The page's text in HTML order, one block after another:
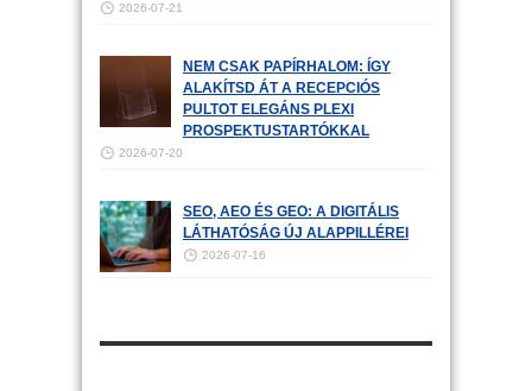
2026-07-21
NEM CSAK PAPÍRHALOM: ÍGY
ALAKÍTSD ÁT A RECEPCIÓS
PULTOT ELEGÁNS PLEXI
PROSPEKTUSTARTÓKKAL
2026-07-20
SEO, AEO ÉS GEO: A DIGITÁLIS
LÁTHATÓSÁG ÚJ ALAPPILLÉREI
2026-07-16